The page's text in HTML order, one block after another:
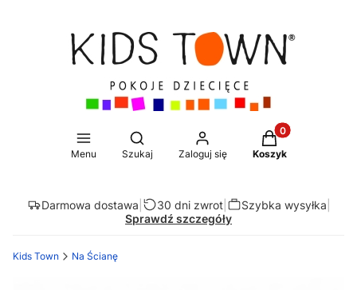
Menu
Otwórz wyszukiwarkę
Szukaj Zaloguj się
Produkty w
Koszyk
Darmowa dostawa 30 dni zwrot| Szybka wysyłka
Sprawdź szczegóły
Kids Town Na Ścianę